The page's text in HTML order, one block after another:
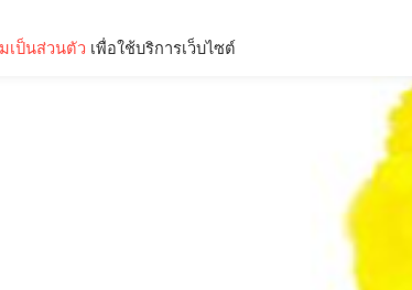
เป็นส่วนตัว เพื่อใช้บริการเว็บไซต์